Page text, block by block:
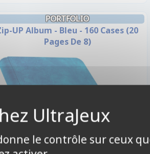
PORTFOLIO
UP Album - Bleu - 160 Cases (20
Pages De 8)
le contrôle sur ceux